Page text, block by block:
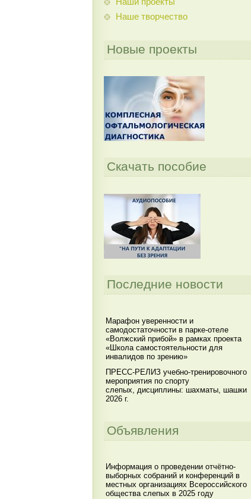
Наши проекты
Наше творчество
Новые проекты
Скачать пособие
Последние новости
Марафон уверенности и
самодостаточности в парке-отеле
«Волжский прибой» в рамках проекта
«Школа самостоятельности для
инвалидов по зрению»
ПРЕСС-РЕЛИЗ учебно-тренировочного
мероприятия по спорту
слепых, дисциплины: шахматы, шашки
2026 г.
Объявления
Информация о проведении отчётно-
выборных собраний и конференций в
местных организациях Всероссийского
общества слепых в 2025 году